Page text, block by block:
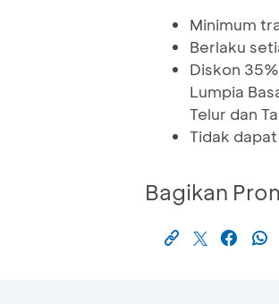
Minimum
Berlaku
Diskon
Lumpia
Telur dan
Tidak
Bagikan